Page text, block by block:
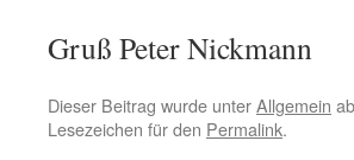
Gruß Peter Nickmann
Dieser Beitrag wurde unterAllgemein
Lesezeichen für den Permalink.